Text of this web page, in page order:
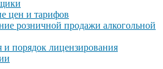
цен и тарифов
розничной продажи алкогольной
и порядок лицензирования